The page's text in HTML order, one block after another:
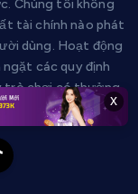
Chúng tôi không
tài chính nào phát
dùng. Hoạt động
các quy định
trò chơi có thưởng
x